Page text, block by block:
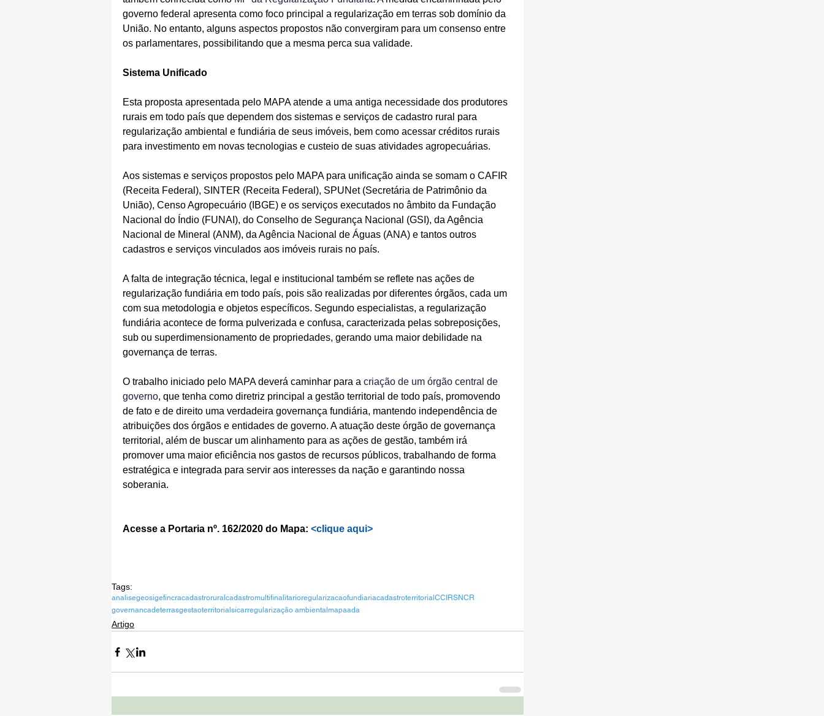
governo federal apresenta como foco principal a regularização em terras sob domínio da
União. No entanto, alguns aspectos propostos não convergiram para um consenso entre
os parlamentares, possibilitando que a mesma perca sua validade.
Sistema Unificado
Esta proposta apresentada pelo MAPA atende a uma antiga necessidade dos produtores
rurais em todo país que dependem dos sistemas e serviços de cadastro rural para
regularização ambiental e fundiária de seus imóveis, bem como acessar créditos rurais
para investimento em novas tecnologias e custeio de suas atividades agropecuárias.
Aos sistemas e serviços propostos pelo MAPA para unificação ainda se somam o CAFIR
(Receita Federal), SINTER (Receita Federal), SPUNet (Secretária de Patrimônio da
União), Censo Agropecuário (IBGE) e os serviços executados no âmbito da Fundação
Nacional do Índio (FUNAI), do Conselho de Segurança Nacional (GSI), da Agência
Nacional de Mineral (ANM), da Agência Nacional de Águas (ANA) e tantos outros
cadastros e serviços vinculados aos imóveis rurais no país.
A falta de integração técnica, legal e institucional também se reflete nas ações de
regularização fundiária em todo país, pois são realizadas por diferentes órgãos, cada um
com sua metodologia e objetos específicos. Segundo especialistas, a regularização
fundiária acontece de forma pulverizada e confusa, caracterizada pelas sobreposições,
sub ou superdimensionamento de propriedades, gerando uma maior debilidade na
governança de terras.
O trabalho iniciado pelo MAPA deverá caminhar para a criação de um órgão central de
governo, que tenha como diretriz principal a gestão territorial de todo país, promovendo
de fato e de direito uma verdadeira governança fundiária, mantendo independência de
atribuições dos órgãos e entidades de governo. A atuação deste órgão de governança
territorial, além de buscar um alinhamento para as ações de gestão, também irá
promover uma maior eficiência nos gastos de recursos públicos, trabalhando de forma
estratégica e integrada para servir aos interesses da nação e garantindo nossa
soberania.
Acesse a Portaria nº. 162/2020 do Mapa: <clique aqui>
Tags:
analisegeosigefincracadastrorural cadastromultifinalitarioregularizacaofundiariacadastroterritorial CCIRSNCR
governancadeterrasgestaoterritorial sicarregularização ambiental mapaada
Artigo